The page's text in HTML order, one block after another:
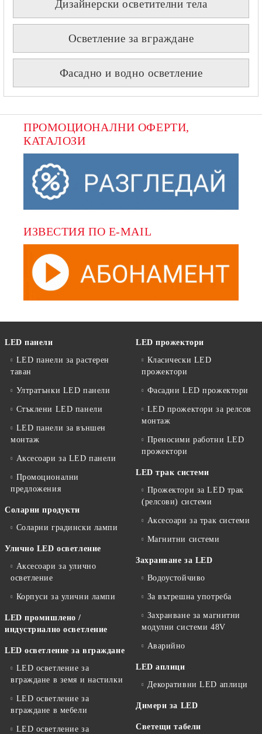
Дизайнерски осветителни тела
Осветление за вграждане
Фасадно и водно осветление
ПРОМОЦИОНАЛНИ ОФЕРТИ,
КАТАЛОЗИ
ИЗВЕСТИЯ ПО E-MAIL
LED панели
LED панели за растерен
таван
Ултратънки LED панели
Стъклени LED панели
LED панели за външен
монтаж
Аксесоари за LED панели
Промоционални
предложения
Соларни продукти
Соларни градински лампи
Улично LED осветление
Аксесоари за улично
осветление
Корпуси за улични лампи
LED промишлено /
индустриално осветление
LED осветление за вграждане
LED осветление за
вграждане в земя и настилки
LED осветление за
вграждане в мебели
LED осветление за
LED прожектори
Класически LED
прожектори
Фасадни LED прожектори
LED прожектори за релсов
монтаж
Преносими работни LED
прожектори
LED трак системи
Прожектори за LED трак
(релсови) системи
Аксесоари за трак системи
Магнитни системи
Захранване за LED
Водоустойчиво
За вътрешна употреба
Захранване за магнитни
модулни системи 48V
Аварийно
LED аплици
Декоративни LED аплици
Димери за LED
Светещи табели